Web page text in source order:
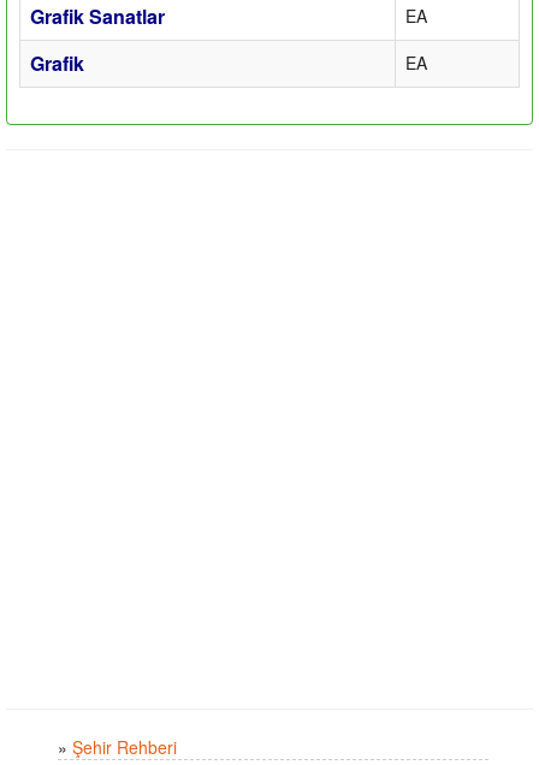
Grafik Sanatlar EA
Grafik EA
» Şehir Rehberi